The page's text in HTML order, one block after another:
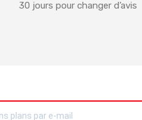
30 jours pour changer d’avis